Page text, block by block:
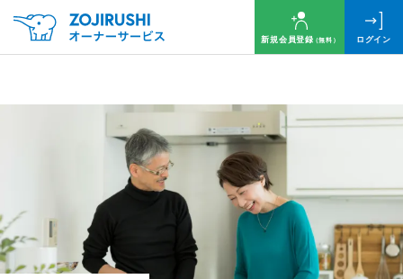
新規会員登録（無料） ログイン
毎月抽選で 名様に
円分のQUOカードプレゼント！
新規会員登録（無料）